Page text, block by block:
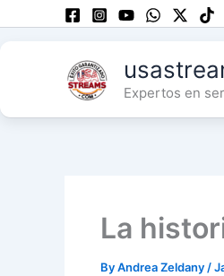
Expertos en
La
ByAndrea Zeldany /